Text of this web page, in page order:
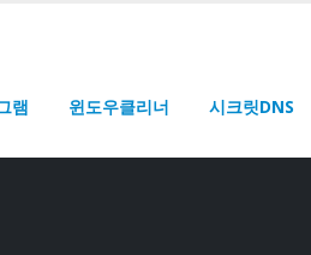
램 윈도우클리너 시크릿DNS